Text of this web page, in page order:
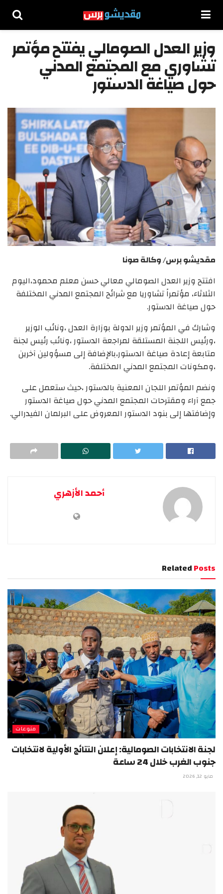
وزير العدل الصومالي يفتتح مؤتمر
تشاوري مع المجتمع المدني
حول صياغة الدستور
مقديشو برس/ وكالة صونا
افتتح وزير العدل الصومالي معالي حسن معلم محمود،اليوم
الثلاثاء، مؤتمراً تشاوريا مع شرائح المجتمع المدني المختلفة
حول صياغة الدستور.
وشارك في المؤتمر وزير الدولة بوزارة العدل ،ونائب الوزير
،ورئيس اللجنة المستلقة لمراجعة الدستور ،ونائب رئيس لجنة
متابعة إعادة صياغة الدستور،بالإضافة إلى مسؤولين آخرين
،ومكونات المجتمع المدني المختلفة.
ونضم المؤتمر اللجان المعنية بالدستور ،حيث ستعمل على
جمع آراء ومقترحات المجتمع المدني حول صياغة الدستور
وإضافتها إلى بنود الدستور المعروض على البرلمان الفيدرالي.
أحمد الأزهري
RelatedPosts
منوعات
لجنة الانتخابات الصومالية: إعلان النتائج الأولية لانتخابات
جنوب الغرب خلال 24 ساعة
مايو 12, 2026